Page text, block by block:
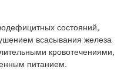
состояний,
всасывания железа
кровотечениями,
питанием.